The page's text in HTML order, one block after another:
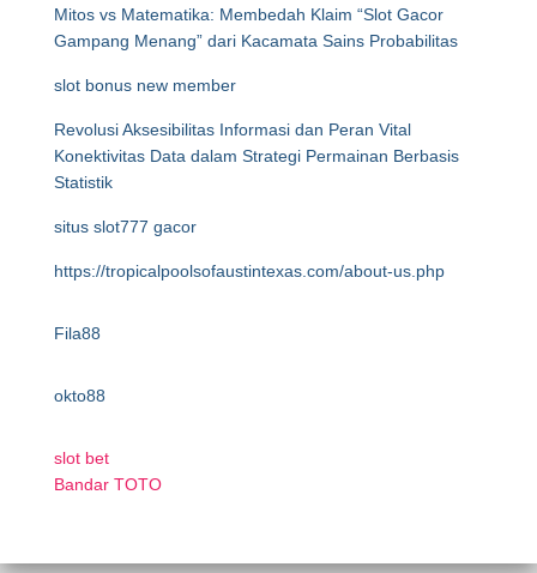
Mitos vs Matematika: Membedah Klaim “Slot Gacor
Gampang Menang” dari Kacamata Sains Probabilitas
slot bonus new member
Revolusi Aksesibilitas Informasi dan Peran Vital
Konektivitas Data dalam Strategi Permainan Berbasis
Statistik
situs slot777 gacor
https://tropicalpoolsofaustintexas.com/about-us.php
Fila88
okto88
slot bet
Bandar TOTO